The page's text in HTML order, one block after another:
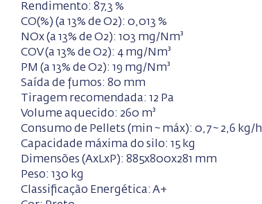
Rendimento: 87,3 %
CO(%) (a 13% de O2): 0,013 %
NOx (a 13% de O2): 103 mg/Nm³
COV (a 13% de O2): 4 mg/Nm³
PM (a 13% de O2): 19 mg/Nm³
Saída de fumos: 80 mm
Tiragem recomendada: 12 Pa
Volume aquecido: 260 m³
Consumo de Pellets (min ~ máx): 0,7 ~ 2,6 kg/h
Capacidade máxima do silo: 15 kg
Dimensões (AxLxP): 885x800x281 mm
Peso: 130 kg
Classificação Energética: A+